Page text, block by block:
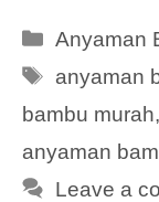
Categories
Anyaman
Tags
anyaman
bambu murah,
anyaman
Leave a